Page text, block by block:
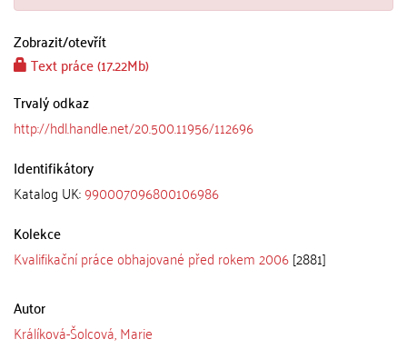
Zobrazit/otevřít
Text práce (17.22Mb)
Trvalý odkaz
http://hdl.handle.net/20.500.11956/112696
Identifikátory
Katalog UK:990007096800106986
Kolekce
Kvalifikační práce obhajované před rokem 2006[2881]
Autor
Králíková-Šolcová, Marie